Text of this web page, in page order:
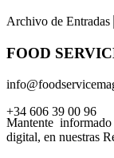
Archivo de Entradas
FOOD
+34 606 39 00 96
Mantente
digital, en nuestras